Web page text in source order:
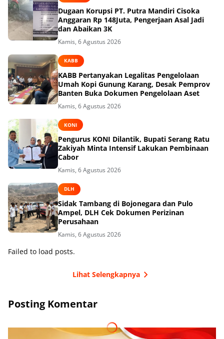
Dugaan Korupsi PT. Putra Mandiri Cisoka
Anggaran Rp 148Juta, Pengerjaan Asal Jadi
dan Abaikan 3K
Kamis, 6 Agustus 2026
KABB
KABB Pertanyakan Legalitas Pengelolaan
Umah Kopi Gunung Karang, Desak Pemprov
Banten Buka Dokumen Pengelolaan Aset
Kamis, 6 Agustus 2026
KONI
Pengurus KONI Dilantik, Bupati Serang Ratu
Zakiyah Minta Intensif Lakukan Pembinaan
Cabor
Kamis, 6 Agustus 2026
DLH
Sidak Tambang di Bojonegara dan Pulo
Ampel, DLH Cek Dokumen Perizinan
Perusahaan
Kamis, 6 Agustus 2026
Failed to load posts.
Lihat Selengkapnya
Posting Komentar